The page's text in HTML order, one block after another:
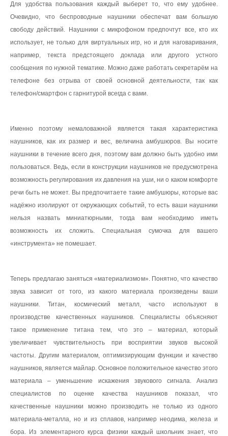
Телевизоры
Проекционное оборудование
Спутниковое телевидение
Аудио техника Hi-Fi
Устройства для чтения электронных книг
Для удобства пользования каждый выберет то, что ему удобнее.
Очевидно, что беспроводные наушники обеспечат вам большую
свободу действий. Наушники с микрофоном предпочтут все, кто их
использует, не только для виртуальных игр, но и для наговаривания,
например, текста предстоящего доклада или другого устного
сообщения по нужной тематике. Можно даже работать секретарём на
телефоне без отрыва от своей основной деятельности, так как
телефон/смартфон с гарнитурой всегда с вами.
Именно поэтому немаловажной является такая характеристика
наушников, как их размер и вес, величина амбушюров. Вы носите
наушники в течение всего дня, поэтому вам должно быть удобно ими
пользоваться. Ведь, если в конструкции наушников не предусмотрена
возможность регулирования их давления на уши, ни о каком комфорте
речи быть не может. Вы предпочитаете такие амбушюры, которые вас
надёжно изолируют от окружающих событий, то есть ваши наушники
нельзя назвать миниатюрными, тогда вам необходимо иметь
возможность их сложить. Специальная сумочка для вашего
«инструмента» не помешает.
Теперь предлагаю заняться «материализмом». Понятно, что качество
звука зависит от того, из какого материала произведены ваши
наушники. Титан, космический металл, часто используют в
производстве качественных наушников. Специалисты объясняют
такое применение титана тем, что это – материал, который
увеличивает чувствительность при восприятии звуков высокой
частоты. Другим материалом, оптимизирующим функции и качество
наушников, является майлар. Основное положительное качество этого
материала – уменьшение искажения звукового сигнала. Анализ
специалистов по оценке качества наушников показал, что
качественные наушники можно производить не только из одного
материала-металла, но и из сплавов, например неодима, железа и
бора. Из элементарного курса физики каждый школьник знает, что